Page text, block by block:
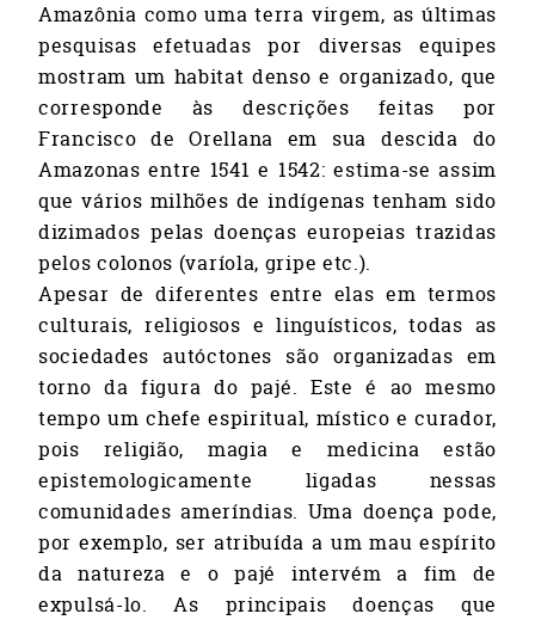
Amazônia como uma terra virgem, as últimas
pesquisas efetuadas por diversas equipes
mostram um habitat denso e organizado, que
corresponde às descrições feitas por
Francisco de Orellana em sua descida do
Amazonas entre 1541 e 1542: estima-se assim
que vários milhões de indígenas tenham sido
dizimados pelas doenças europeias trazidas
pelos colonos (varíola, gripe etc.).
Apesar de diferentes entre elas em termos
culturais, religiosos e linguísticos, todas as
sociedades autóctones são organizadas em
torno da figura do pajé. Este é ao mesmo
tempo um chefe espiritual, místico e curador,
pois religião, magia e medicina estão
epistemologicamente ligadas nessas
comunidades ameríndias. Uma doença pode,
por exemplo, ser atribuída a um mau espírito
da natureza e o pajé intervém a fim de
expulsá-lo. As principais doenças que